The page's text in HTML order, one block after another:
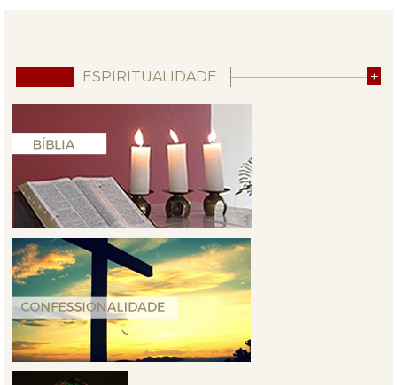
ESPIRITUALIDADE +